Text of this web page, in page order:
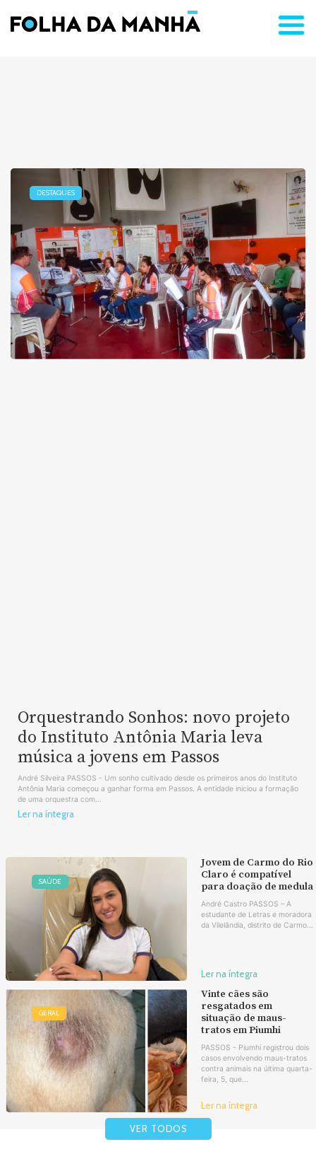
DESTAQUES
Orquestrando Sonhos: novo projeto
do Instituto Antônia Maria leva
música a jovens em Passos
André Silveira PASSOS - Um sonho cultivado desde os primeiros anos do Instituto
Antônia Maria começou a ganhar forma em Passos. A entidade iniciou a formação
de uma orquestra com...
Ler na íntegra
SAÚDE
Jovem de Carmo do Rio
Claro é compatível
para doação de medula
André Castro PASSOS – A
estudante de Letras e moradora
da Vilelândia, distrito de Carmo...
Ler na íntegra
GERAL
Vinte cães são
resgatados em
situação de maus-
tratos em Piumhi
PASSOS - Piumhi registrou dois
casos envolvendo maus-tratos
contra animais na última quarta-
feira, 5, que...
Ler na íntegra
VER TODOS